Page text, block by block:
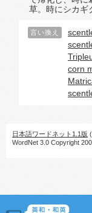
草。時にシカギ
言い換え
corn
日本語ワードネット1.1版
WordNet 3.0 Copyright